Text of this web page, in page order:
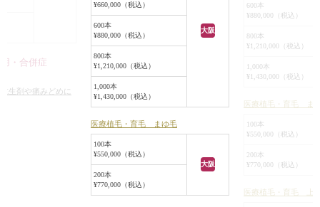
・合併症
生剤や痛みどめに
大阪
¥660,000（税込）
600本
¥880,000（税込）
800本
¥1,210,000（税込）
1,000本
¥1,430,000（税込）
医療植毛・育毛 まゆ毛
100本
¥550,000（税込）
大阪
200本
¥770,000（税込）
600本
¥880,000（税込）
800本
¥1,210,000（税込）
1,000本
¥1,430,000（税込）
医療植毛・育毛 ま
100本
¥550,000（税込）
200本
¥770,000（税込）
医療植毛・育毛 上